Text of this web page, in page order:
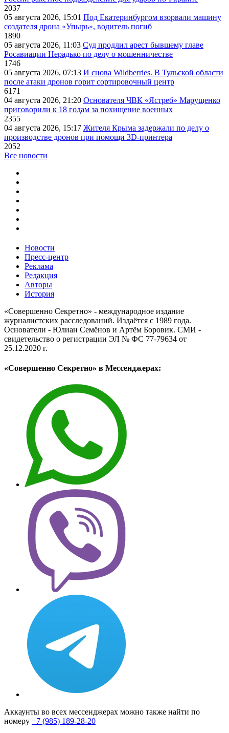
2037
05 августа 2026, 15:01 Под Екатеринбургом взорвали машину
создателя дрона «Упырь», водитель погиб
1890
05 августа 2026, 11:03 Суд продлил арест бывшему главе
Росавиации Нерадько по делу о мошенничестве
1746
05 августа 2026, 07:13 И снова Wildberries. В Тульской области
после атаки дронов горит сортировочный центр
6171
04 августа 2026, 21:20 Основателя ЧВК «Ястреб» Марущенко
приговорили к 18 годам за похищение военных
2355
04 августа 2026, 15:17 Жителя Крыма задержали по делу о
производстве дронов при помощи 3D‑принтера
2052
Все новости
Новости
Пресс-центр
Реклама
Редакция
Авторы
История
«Совершенно Секретно» - международное издание
журналистских расследований. Издаётся с 1989 года.
Основатели - Юлиан Семёнов и Артём Боровик. CМИ -
свидетельство о регистрации ЭЛ № ФС 77-79634 от
25.12.2020 г.
«Совершенно Секретно» в Мессенджерах:
Аккаунты во всех мессенджерах можно также найти по
номеру +7 (985) 189-28-20